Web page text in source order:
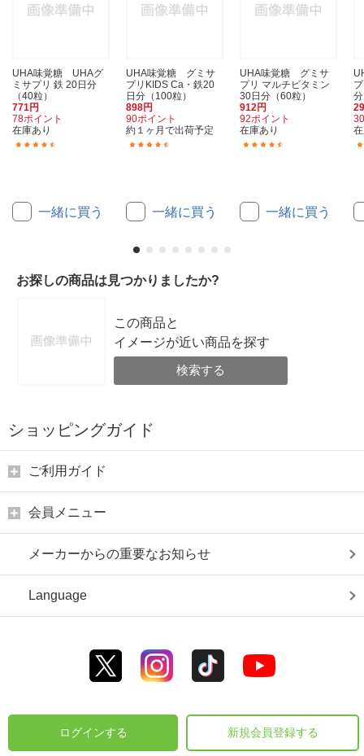
UHA味覚糖 UHAグ
ミサプリ 鉄 20日分
（40粒）
771円
78ポイント
在庫あり
一緒に買う
UHA味覚糖 グミサ
プリKIDS Ca・鉄20
日分（100粒）
898円
90ポイント
約１ヶ月で出荷予定
一緒に買う
UHA味覚糖 グミサ
プリ マルチビタミン
30日分（60粒）
912円
92ポイント
在庫あり
一緒に買う
お探しの商品は見つかりましたか?
この商品と
イメージが近い商品を探す
検索する
ショッピングガイド
ご利用ガイド
会員メニュー
メーカーからの重要なお知らせ
Language
ログインする 新規会員登録する